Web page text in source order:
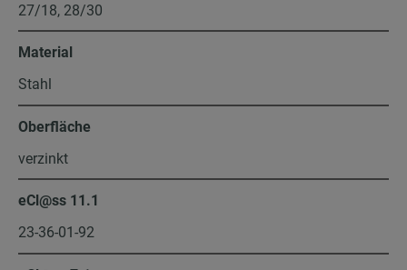
27/18, 28/30
Material
Stahl
Oberfläche
verzinkt
eCl@ss 11.1
23-36-01-92